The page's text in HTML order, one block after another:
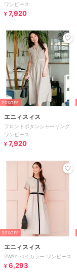
ワンピース
¥ 7,920
20%OFF
エニィスィス
フロントボタンシャーリング
ワンピース
¥ 7,920
30%OFF
エニィスィス
2WAY バイカラー ワンピース
¥ 6,293